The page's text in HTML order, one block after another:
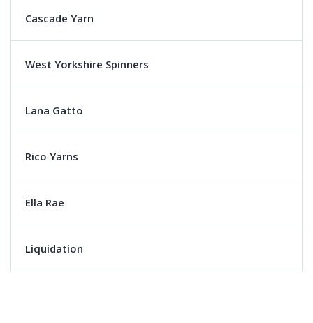
Cascade Yarn
West Yorkshire Spinners
Lana Gatto
Rico Yarns
Ella Rae
Liquidation